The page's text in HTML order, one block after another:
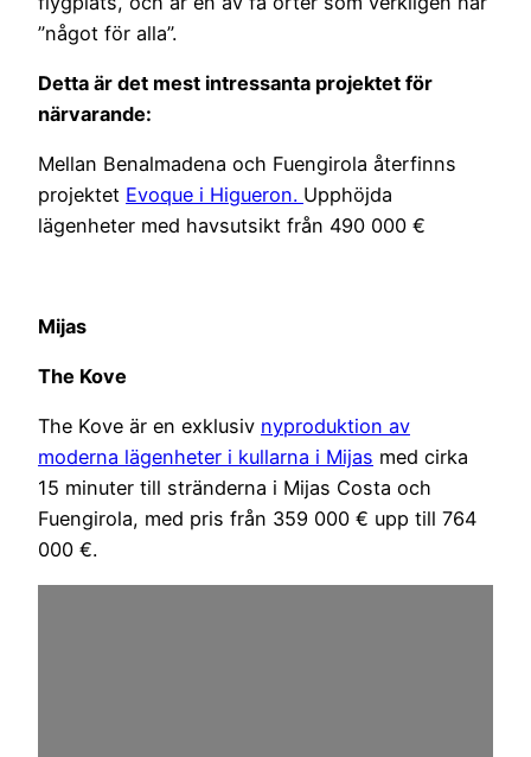
”något för alla”.
Detta är det mest intressanta projektet för
närvarande:
Mellan Benalmadena och Fuengirola återfinns
projektet Evoque i Higueron. Upphöjda
lägenheter med havsutsikt från 490 000 €
Mijas
The Kove
The Kove är en exklusiv nyproduktion av
moderna lägenheter i kullarna i Mijas med cirka
15 minuter till stränderna i Mijas Costa och
Fuengirola, med pris från 359 000 € upp till 764
000 €.